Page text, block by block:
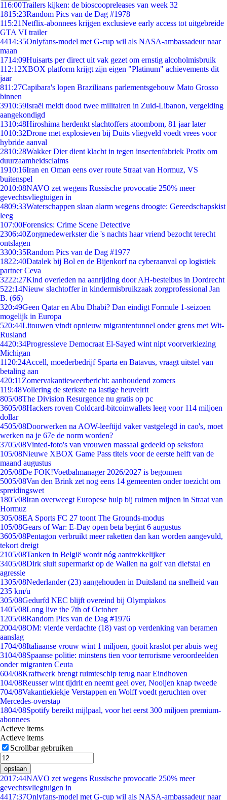
116:00Trailers kijken: de bioscoopreleases van week 32
1815:23Random Pics van de Dag #1978
115:21Netflix-abonnees krijgen exclusieve early access tot uitgebreide
GTA VI trailer
4414:35Onlyfans-model met G-cup wil als NASA-ambassadeur naar
maan
1714:09Huisarts per direct uit vak gezet om ernstig alcoholmisbruik
112:12XBOX platform krijgt zijn eigen "Platinum" achievements dit
jaar
811:27Capibara's lopen Braziliaans parlementsgebouw Mato Grosso
binnen
3910:59Israël meldt dood twee militairen in Zuid-Libanon, vergelding
aangekondigd
1310:48Hiroshima herdenkt slachtoffers atoombom, 81 jaar later
1010:32Drone met explosieven bij Duits vliegveld voedt vrees voor
hybride aanval
2810:28Wakker Dier dient klacht in tegen insectenfabriek Protix om
duurzaamheidsclaims
1910:16Iran en Oman eens over route Straat van Hormuz, VS
buitenspel
2010:08NAVO zet wegens Russische provocatie 250% meer
gevechtsvliegtuigen in
4809:33Waterschappen slaan alarm wegens droogte: Gereedschapskist
leeg
107:00Forensics: Crime Scene Detective
2306:40Zorgmedewerkster die 's nachts haar vriend bezocht terecht
ontslagen
3300:35Random Pics van de Dag #1977
1822:40Datalek bij Bol en de Bijenkorf na cyberaanval op logistiek
partner Ceva
3222:27Kind overleden na aanrijding door AH-bestelbus in Dordrecht
522:14Nieuw slachtoffer in kindermisbruikzaak zorgprofessional Jan
B. (66)
320:49Geen Qatar en Abu Dhabi? Dan eindigt Formule 1-seizoen
mogelijk in Europa
520:44Litouwen vindt opnieuw migrantentunnel onder grens met Wit-
Rusland
4420:34Progressieve Democraat El-Sayed wint nipt voorverkiezing
Michigan
11 20:24Accell, moederbedrijf Sparta en Batavus, vraagt uitstel van
betaling aan
420:11 Zomervakantieweerbericht: aanhoudend zomers
119:48Vollering de sterkste na lastige heuvelrit
805/08The Division Resurgence nu gratis op pc
3605/08Hackers roven Coldcard-bitcoinwallets leeg voor 114 miljoen
dollar
4505/08Doorwerken na AOW-leeftijd vaker vastgelegd in cao's, moet
werken na je 67e de norm worden?
3705/08Vinted-foto's van vrouwen massaal gedeeld op seksfora
105/08Nieuwe XBOX Game Pass titels voor de eerste helft van de
maand augustus
205/08De FOK!Voetbalmanager 2026/2027 is begonnen
5005/08Van den Brink zet nog eens 14 gemeenten onder toezicht om
spreidingswet
1805/08Iran overweegt Europese hulp bij ruimen mijnen in Straat van
Hormuz
305/08EA Sports FC 27 toont The Grounds-modus
105/08Gears of War: E-Day open beta begint 6 augustus
3605/08Pentagon verbruikt meer raketten dan kan worden aangevuld,
tekort dreigt
2105/08Tanken in België wordt nóg aantrekkelijker
3405/08Dirk sluit supermarkt op de Wallen na golf van diefstal en
agressie
1305/08Nederlander (23) aangehouden in Duitsland na snelheid van
235 km/u
305/08Gedurfd NEC blijft overeind bij Olympiakos
1405/08Long live the 7th of October
1205/08Random Pics van de Dag #1976
2004/08OM: vierde verdachte (18) vast op verdenking van beramen
aanslag
1704/08Italiaanse vrouw wint 1 miljoen, gooit kraslot per abuis weg
3104/08Spaanse politie: minstens tien voor terrorisme veroordeelden
onder migranten Ceuta
604/08Kraftwerk brengt ruimteschip terug naar Eindhoven
104/08Reusser wint tijdrit en neemt geel over, Nooijen knap tweede
704/08Vakantiekiekje Verstappen en Wolff voedt geruchten over
Mercedes-overstap
1804/08Spotify bereikt mijlpaal, voor het eerst 300 miljoen premium-
abonnees
Actieve items
Actieve items
Scrollbar gebruiken
opslaan
2017:44NAVO zet wegens Russische provocatie 250% meer
gevechtsvliegtuigen in
4417:37Onlyfans-model met G-cup wil als NASA-ambassadeur naar